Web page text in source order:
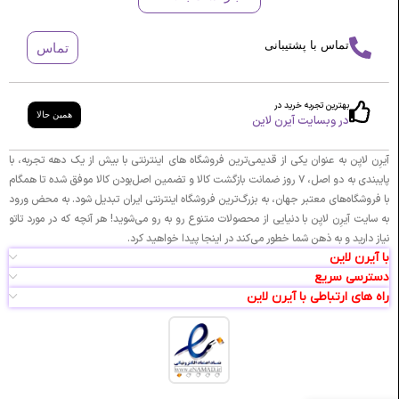
ا
چ
(
م
ز
ا
ئ
ی
پ
ا
گ
و
ن
ا
و
ک
تماس با پشتیبانی تماس
بهترین تجربه خرید در
در وبسایت آیرن لاین همین حالا
آیرِن لایِن به عنوان یکی از قدیمی‌ترین فروشگاه های اینترنتی با بیش از یک دهه تجربه، با
پایبندی به دو اصل، ۷ روز ضمانت بازگشت کالا و تضمین اصل‌بودن کالا موفق شده تا همگام
با فروشگاه‌های معتبر جهان، به بزرگ‌ترین فروشگاه اینترنتی ایران تبدیل شود. به محض ورود
به سایت آیرِن لایِن با دنیایی از محصولات متنوع رو به رو می‌شوید! هر آنچه که در مورد تاتو
نیاز دارید و به ذهن شما خطور می‌کند در اینجا پیدا خواهید کرد.
با آیرن لاین
دسترسی سریع
راه های ارتباطی با آیرن لاین